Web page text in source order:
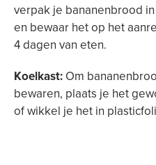
verpak je bananenbrood
en bewaar het op het
4 dagen van eten.
Koelkast: Om
bewaren, plaats je het
of wikkel je het in